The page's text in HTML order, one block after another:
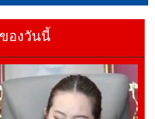
องวันนี้